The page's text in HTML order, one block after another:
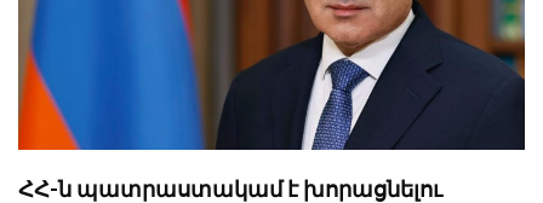
ՀՀ-ն պատրաստակամ է խորացնելու